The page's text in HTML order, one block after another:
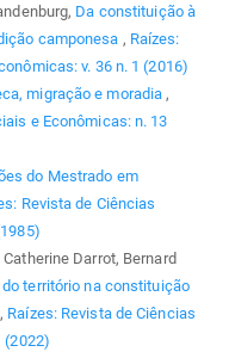
Da constituição à
camponesa , Raízes:
v. 36 n. 1 (2016)
migração e moradia ,
e Econômicas: n. 13
do Mestrado em
Revista de Ciências
Darrot, Bernard
território na constituição
, Raízes: Revista de Ciências
(2022)